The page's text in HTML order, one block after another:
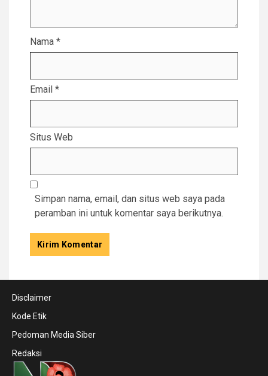
Nama *
Email *
Situs Web
Simpan nama, email, dan situs web saya pada
peramban ini untuk komentar saya berikutnya.
Disclaimer
Kode Etik
Pedoman Media Siber
Redaksi